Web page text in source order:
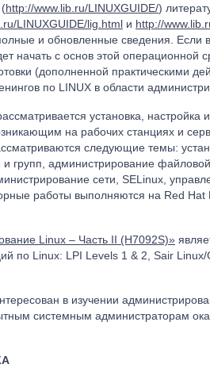
http://www.lib.ru/LINUXGUIDE/)
LINUXGUIDE/lig.html и http://
и обновленные сведения. Если
начать с основ этой
(дополненной практическими
по LINUX в области
установка,
на рабочих станциях и
следующие темы:
групп, администрирование
сети, SELinux,
работы выполняются на Red Hat
Linux – Часть II (H7092S)»
по Linux: LPI Levels 1 & 2, Sair
в изучении
системным администраторам